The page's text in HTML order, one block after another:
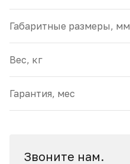
Габаритные размеры, мм
Вес, кг
Гарантия, мес
Звоните нам.